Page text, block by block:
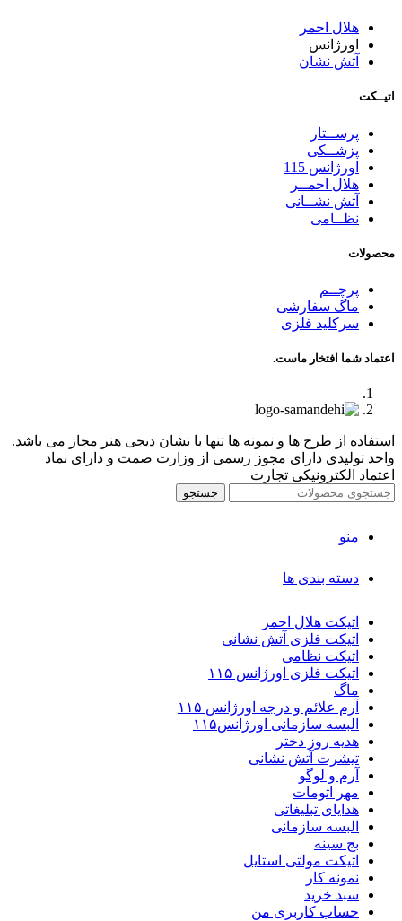
هلال احمر
اورژانس
آتش نشان
اتیــکت
پرســتار
پزشــکی
اورژانس 115
هلال احمــر
آتش نشــانی
نظــامی
محصولات
پرچــم
ماگ سفارشی
سرکلید فلزی
اعتماد شما افتخار ماست.
استفاده از طرح ها و نمونه ها تنها با نشان دیجی هنر مجاز می باشد.
واحد تولیدی دارای مجوز رسمی از وزارت صمت و دارای نماد
اعتماد الکترونیکی تجارت
جستجو
منو
دسته بندی ها
اتیکت هلال احمر
اتیکت فلزی آتش نشانی
اتیکت نظامی
اتیکت فلزی اورژانس ۱۱۵
ماگ
آرم علائم و درجه اورژانس ۱۱۵
البسه سازمانی اورژانس۱۱۵
هدیه روز دختر
تیشرت آتش نشانی
آرم و لوگو
مهر اتومات
هدایای تبلیغاتی
البسه سازمانی
بج سینه
اتیکت مولتی استایل
نمونه کار
سبد خرید
حساب کاربری من